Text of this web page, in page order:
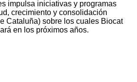
impulsa iniciativas y programas
crecimiento y consolidación
Cataluña) sobre los cuales Biocat
en los próximos años.